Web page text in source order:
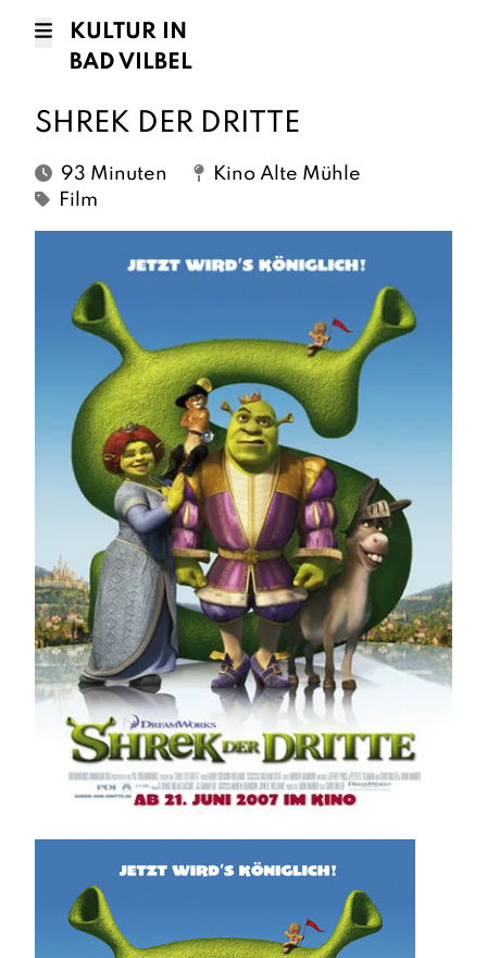
KULTUR IN
BAD VILBEL
SHREK DER DRITTE
93 Minuten
Kino Alte Mühle
Film